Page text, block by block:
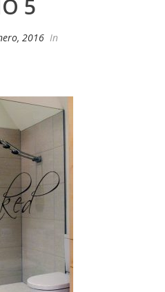
5
2016 In